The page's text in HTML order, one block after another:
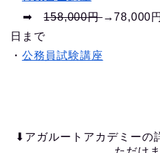
➡︎158,000円→78,000
日まで
・ 公務員試験講座
⬇︎アガルートアカデミーの